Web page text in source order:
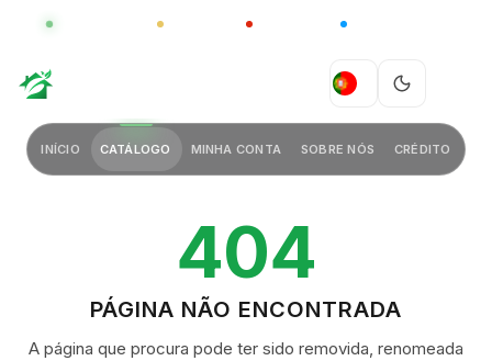
CHINA
PT
INÍCIO CATÁLOGO MINHA CONTA SOBRE NÓS CRÉDITO
404
PÁGINA NÃO ENCONTRADA
A página que procura pode ter sido removida, renomeada